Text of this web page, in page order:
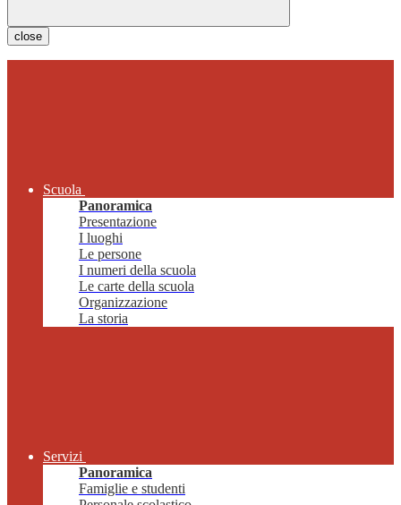
close
Scuola
Panoramica
Presentazione
I luoghi
Le persone
I numeri della scuola
Le carte della scuola
Organizzazione
La storia
Servizi
Panoramica
Famiglie e studenti